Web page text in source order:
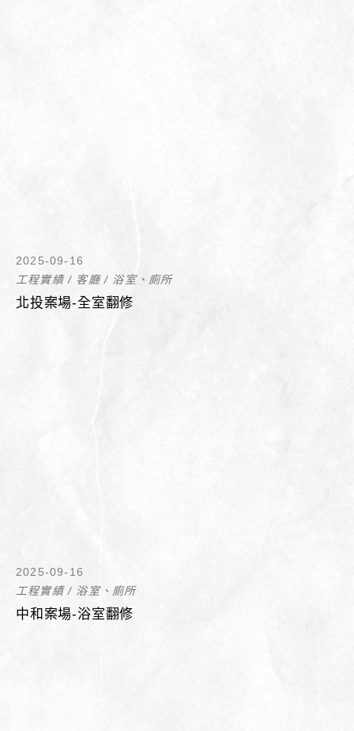
2025-09-16
工程實績/ 客廳/ 浴室、廁所
北投案場-全室翻修
2025-09-16
工程實績/ 浴室、廁所
中和案場-浴室翻修